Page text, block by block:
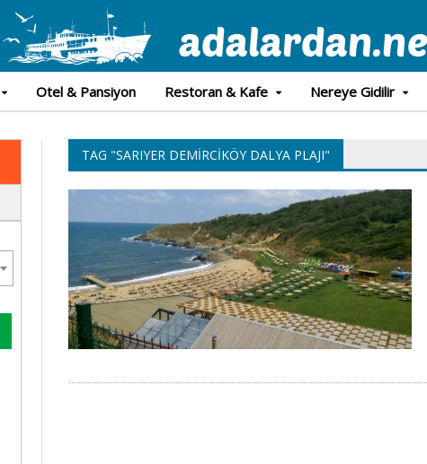
Otel & Pansiyon Restoran & Kafe Nereye Gidilir
TAG "SARIYER DEMIRCIKÖY DALYA PLAJI"